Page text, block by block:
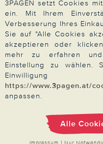
Zahlung &
Über 3PAGEN
Wir beraten Sie
Impressum|AGB
Alle Preise in Euro,
3PAGEN setzt Cookies
ein. Mit Ihrem
Verbesserung Ihres
Sie auf "Alle Cookies
akzeptieren oder
mehr zu erfahren
Einstellung zu
Einwilligung
https://www.3pagen.at/
anpassen.
Alle